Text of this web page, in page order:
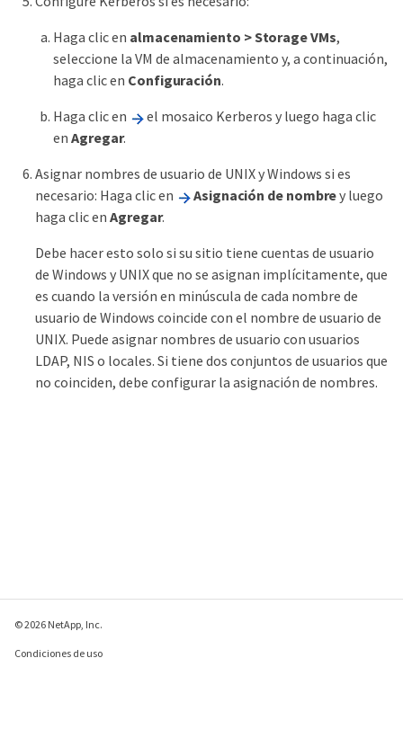
Haga clic en almacenamiento > Storage VMs,
seleccione la VM de almacenamiento y, a continuación,
haga clic en Configuración.
Haga clic en
el mosaico Kerberos y luego haga clic
en Agregar.
Asignar nombres de usuario de UNIX y Windows si es
necesario: Haga clic en
Asignación de nombrey luego
haga clic en Agregar.
Debe hacer esto solo si su sitio tiene cuentas de usuario
de Windows y UNIX que no se asignan implícitamente, que
es cuando la versión en minúscula de cada nombre de
usuario de Windows coincide con el nombre de usuario de
UNIX. Puede asignar nombres de usuario con usuarios
LDAP, NIS o locales. Si tiene dos conjuntos de usuarios que
no coinciden, debe configurar la asignación de nombres.
© 2026 NetApp, Inc.
Condiciones de uso